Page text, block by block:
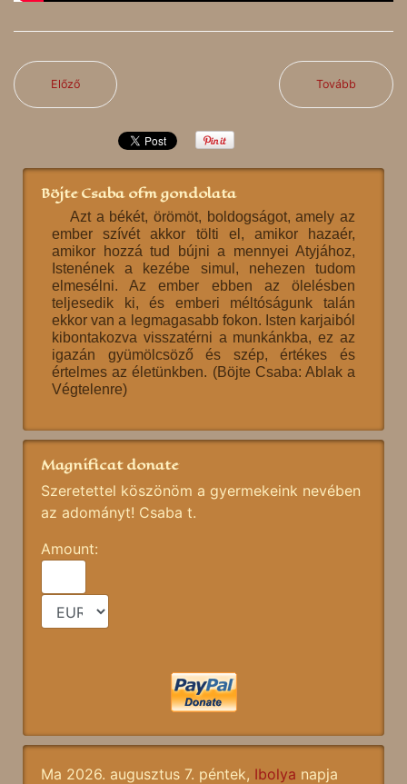
Előző Tovább
Böjte Csaba ofm gondolata
Azt a békét, örömöt, boldogságot, amely az
ember szívét akkor tölti el, amikor hazaér,
amikor hozzá tud bújni a mennyei Atyjához,
Istenének a kezébe simul, nehezen tudom
elmesélni. Az ember ebben az ölelésben
teljesedik ki, és emberi méltóságunk talán
ekkor van a legmagasabb fokon. Isten karjaiból
kibontakozva visszatérni a munkánkba, ez az
igazán gyümölcsöző és szép, értékes és
értelmes az életünkben. (Böjte Csaba: Ablak a
Végtelenre)
Magnificat donate
Szeretettel köszönöm a gyermekeink nevében
az adományt! Csaba t.
Amount:
Ma 2026. augusztus 7. péntek, Ibolya napja